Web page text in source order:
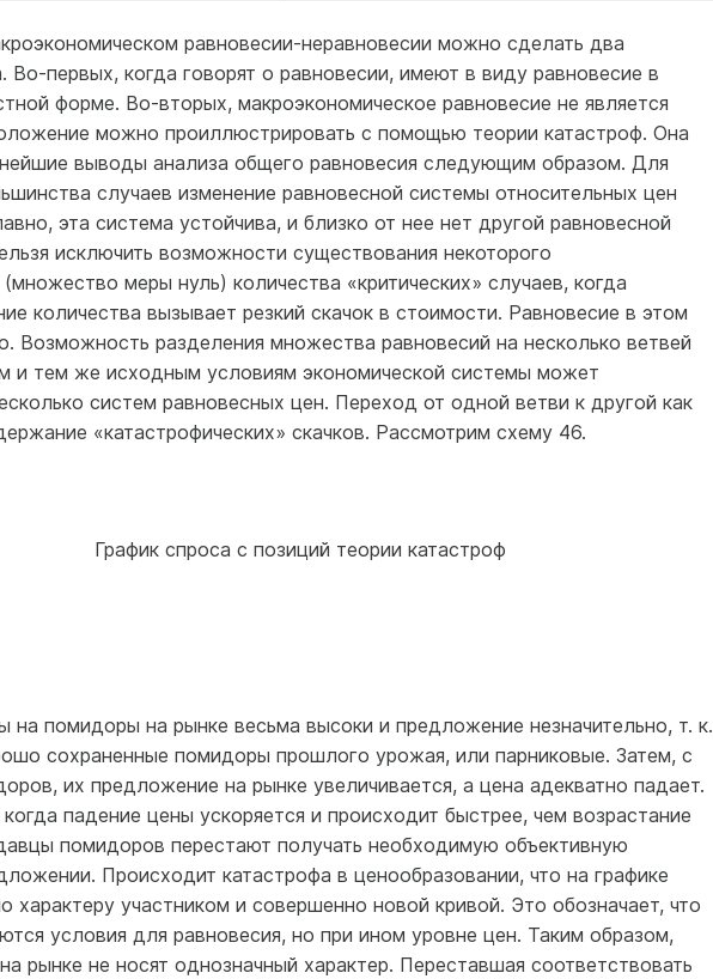
равновесии-неравновесии можно сделать два
первых, когда говорят о равновесии, имеют в виду равновесие в
форме. Во-вторых, макроэкономическое равновесие не является
можно проиллюстрировать с помощью теории катастроф. Она
выводы анализа общего равновесия следующим образом. Для
случаев изменение равновесной системы относительных цен
эта система устойчива, и близко от нее нет другой равновесной
исключить возможности существования некоторого
меры нуль) количества «критических» случаев, когда
количества вызывает резкий скачок в стоимости. Равновесие в этом
Возможность разделения множества равновесий на несколько ветвей
и тем же исходным условиям экономической системы может
систем равновесных цен. Переход от одной ветви к другой как
«катастрофических» скачков. Рассмотрим схему 46.
График спроса с позиций теории катастроф
на помидоры на рынке весьма высоки и предложение незначительно, т. к.
сохраненные помидоры прошлого урожая, или парниковые. Затем, с
их предложение на рынке увеличивается, а цена адекватно падает.
падение цены ускоряется и происходит быстрее, чем возрастание
помидоров перестают получать необходимую объективную
Происходит катастрофа в ценообразовании, что на графике
характеру участником и совершенно новой кривой. Это обозначает, что
условия для равновесия, но при ином уровне цен. Таким образом,
рынке не носят однозначный характер. Переставшая соответствовать